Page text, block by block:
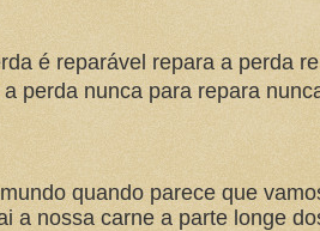
é reparável repara a perda
perda nunca para repara
quando parece que
a nossa carne a parte longe